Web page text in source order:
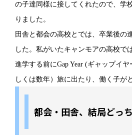
の子達同様に接してくれたので、学
りました。
田舎と都会の高校とでは、卒業後の
した。私がいたキャンモアの高校で
進学する前にGap Year (ギャップイ
しくは数年）旅に出たり、働く子が
都会・田舎、結局どっ